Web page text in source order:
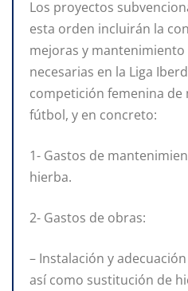
Los proyectos
esta orden incluirán la
mejoras y
necesarias en la Liga
competición femenina de
fútbol, y en concreto:
1- Gastos de
hierba.
2- Gastos de obras:
– Instalación y
así como sustitución de